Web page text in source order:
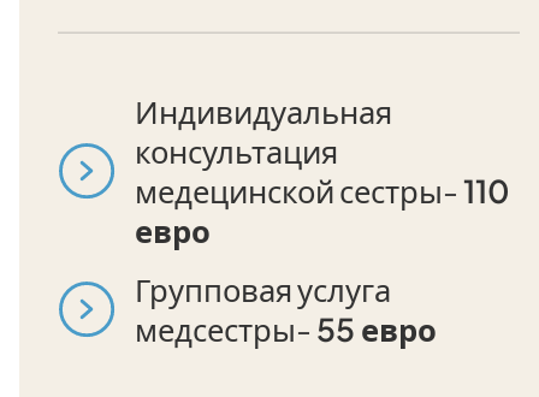
Индивидуальная
консультация
медецинской сестры-110
евро
Групповая услуга
медсестры- 55 евро